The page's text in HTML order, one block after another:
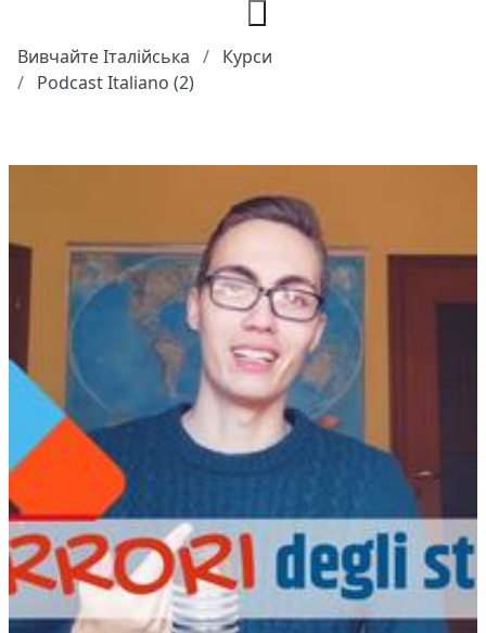
Вивчайте Італійська
Курси
Podcast Italiano (2)